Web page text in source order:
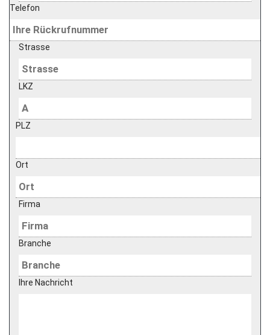
Telefon
Strasse
LKZ
PLZ
Ort
Firma
Branche
Ihre Nachricht